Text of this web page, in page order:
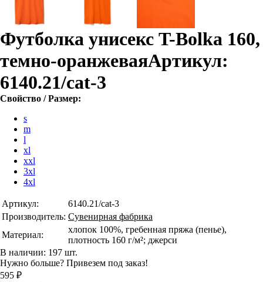
Футболка унисекс T-Bolka 160,
темно-оранжеваяАртикул:
6140.21/cat-3
Свойство / Размер:
s
m
l
xl
xxl
3xl
4xl
Артикул:
6140.21/cat-3
Производитель: Сувенирная фабрика
Материал:
хлопок 100%, гребенная пряжа (пенье),
плотность 160 г/м²; джерси
В наличии: 197 шт.
Нужно больше? Привезем под заказ!
595 ₽